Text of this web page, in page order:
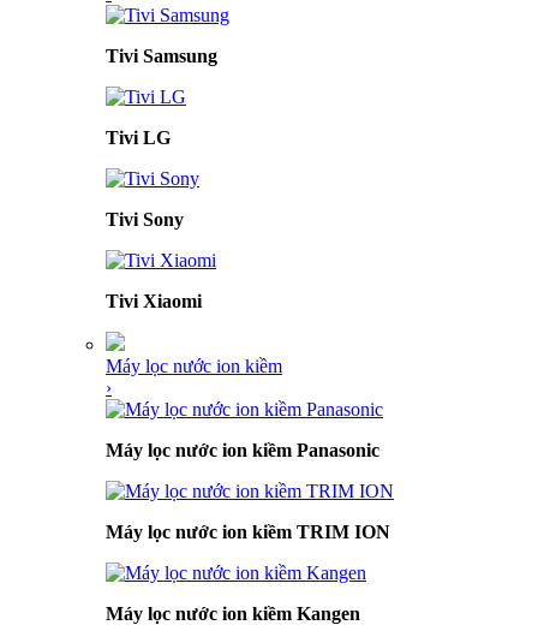
Tivi Samsung
Tivi LG
Tivi Sony
Tivi Xiaomi
Máy lọc nước ion kiềm
›
Máy lọc nước ion kiềm Panasonic
Máy lọc nước ion kiềm TRIM ION
Máy lọc nước ion kiềm Kangen